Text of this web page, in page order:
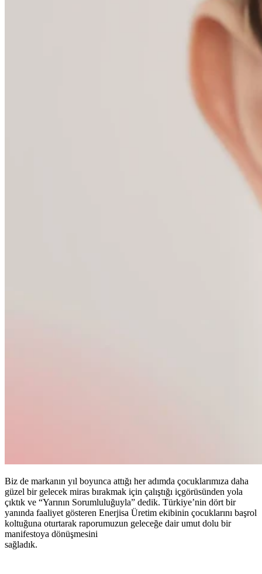
Biz de markanın yıl boyunca attığı her adımda çocuklarımıza daha
güzel bir gelecek miras bırakmak için çalıştığı içgörüsünden yola
çıktık ve “Yarının Sorumluluğuyla” dedik. Türkiye’nin dört bir
yanında faaliyet gösteren Enerjisa Üretim ekibinin çocuklarını başrol
koltuğuna oturtarak raporumuzun geleceğe dair umut dolu bir
manifestoya dönüşmesini
sağladık.